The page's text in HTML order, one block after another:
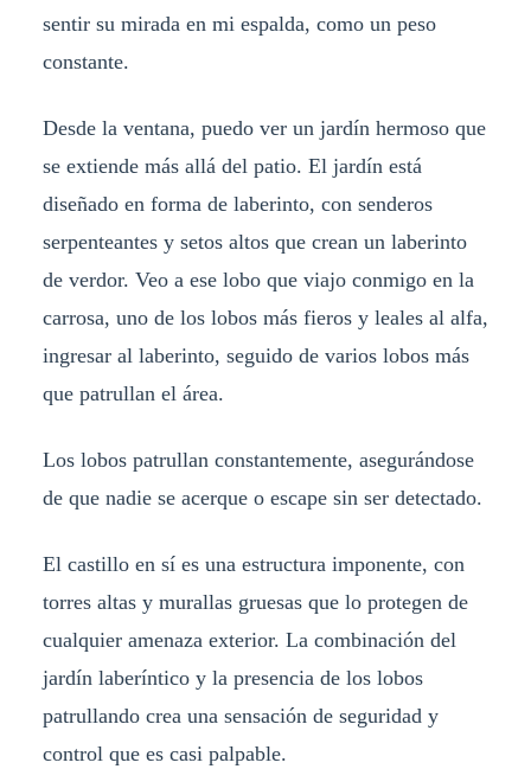
sentir su mirada en mi espalda, como un peso
constante.
Desde la ventana, puedo ver un jardín hermoso que
se extiende más allá del patio. El jardín está
diseñado en forma de laberinto, con senderos
serpenteantes y setos altos que crean un laberinto
de verdor. Veo a ese lobo que viajo conmigo en la
carrosa, uno de los lobos más fieros y leales al alfa,
ingresar al laberinto, seguido de varios lobos más
que patrullan el área.
Los lobos patrullan constantemente, asegurándose
de que nadie se acerque o escape sin ser detectado.
El castillo en sí es una estructura imponente, con
torres altas y murallas gruesas que lo protegen de
cualquier amenaza exterior. La combinación del
jardín laberíntico y la presencia de los lobos
patrullando crea una sensación de seguridad y
control que es casi palpable.